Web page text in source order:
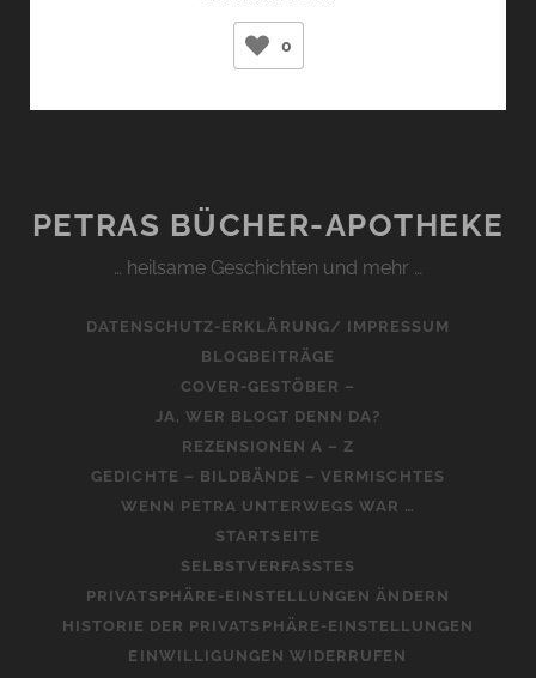
0
PETRAS BÜCHER-APOTHEKE
… heilsame Geschichten und mehr …
DATENSCHUTZ-ERKLÄRUNG/ IMPRESSUM
BLOGBEITRÄGE
COVER-GESTÖBER –
JA, WER BLOGT DENN DA?
REZENSIONEN A – Z
GEDICHTE – BILDBÄNDE – VERMISCHTES
WENN PETRA UNTERWEGS WAR …
STARTSEITE
SELBSTVERFASSTES
PRIVATSPHÄRE-EINSTELLUNGEN ÄNDERN
HISTORIE DER PRIVATSPHÄRE-EINSTELLUNGEN
EINWILLIGUNGEN WIDERRUFEN